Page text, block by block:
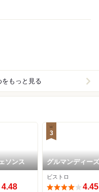
もっと見る
ソンス
4.48
3
グルマンディーズ
ビストロ
4.45